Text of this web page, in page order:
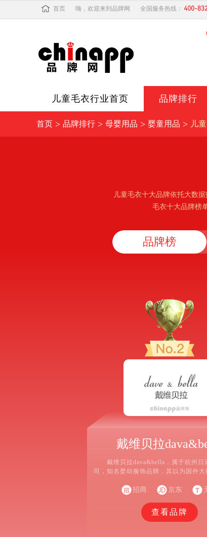
首页 嗨，欢迎来到品牌网 全国服务热线：
儿童毛衣行业首页 品牌排行
首页 > 品牌排行 > 母婴用品 > 婴童用品 > 儿
儿童毛衣十大品牌依托大数
毛衣十大品牌榜
品牌榜
戴维贝拉
戴维贝拉dava&bella，属于杭州日
司，知名婴幼服饰品牌，其以为国外大
6岁婴幼儿服饰和用品的现代化企业
10多年，由一个为国外大牌代工的婴童
自创品牌为中国宝宝打造低调奢华宝
招商 京东
查看品牌